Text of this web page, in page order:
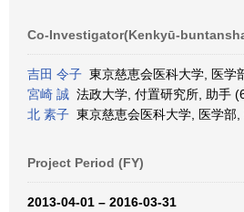
Co-Investigator(Kenkyū-
吉田 令子 東京慈恵会医科大学, 医学
宮崎 誠 法政大学, 付置研究所, 助手
北 素子 東京慈恵会医科大学, 医学部
Project Period (FY)
2013-04-01 – 2016-03-31